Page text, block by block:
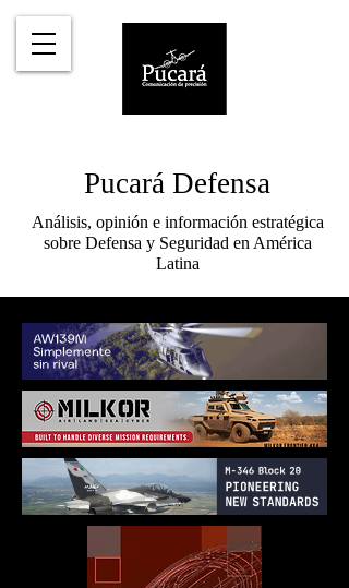
Pucará Defensa
Análisis, opinión e información estratégica
sobre Defensa y Seguridad en América
Latina